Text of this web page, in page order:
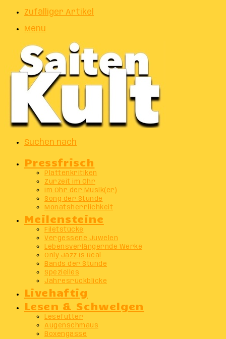
Zufälliger Artikel
Menu
Suchen nach
Pressfrisch
Plattenkritiken
Zurzeit im Ohr
Im Ohr der Musik(er)
Song der Stunde
Monatsherrlichkeit
Meilensteine
Filetstücke
Vergessene Juwelen
Lebensverlängernde Werke
Only Jazz Is Real
Bands der Stunde
Spezielles
Jahresrückblicke
Livehaftig
Lesen & Schwelgen
Lesefutter
Augenschmaus
Boxengasse